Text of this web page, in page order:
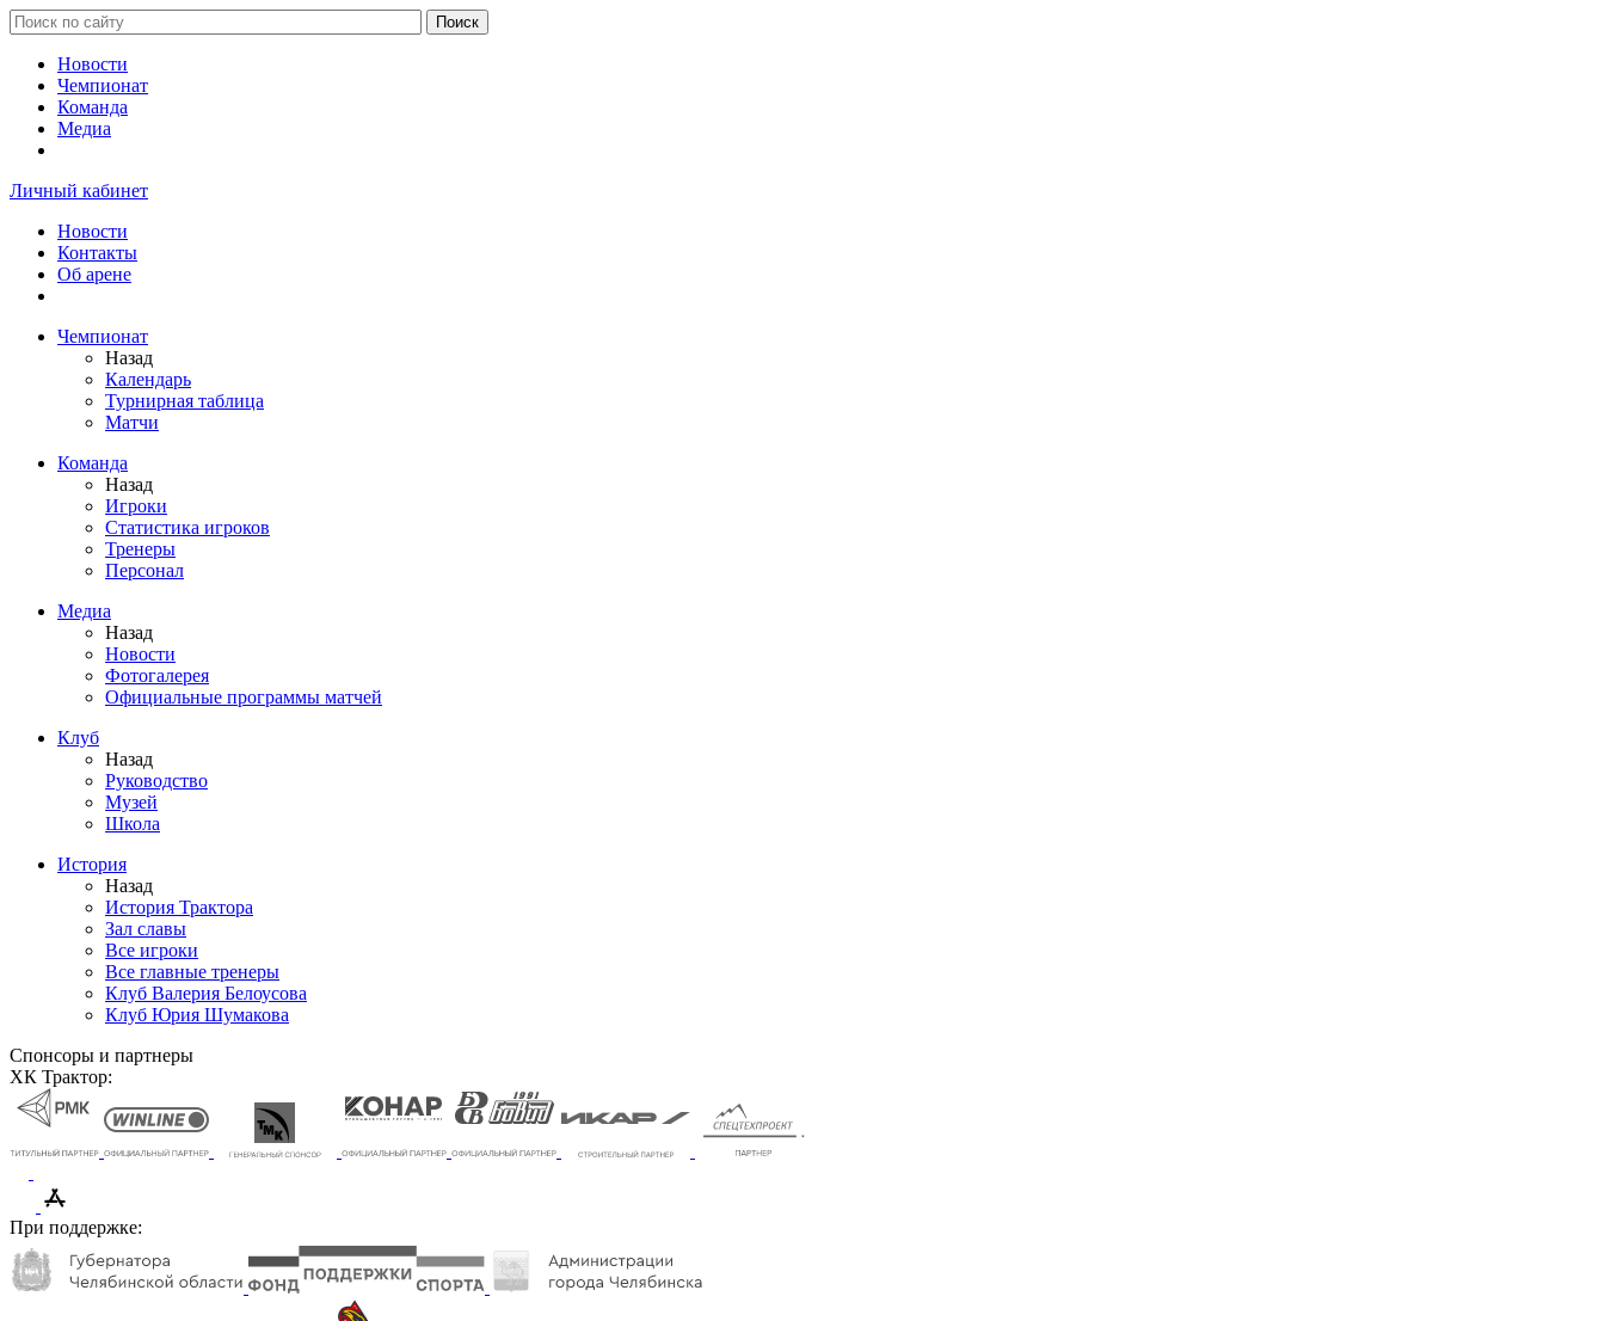
Новости
Чемпионат
Команда
Медиа
Личный кабинет
Новости
Контакты
Об арене
Чемпионат
Назад
Календарь
Турнирная таблица
Матчи
Команда
Назад
Игроки
Статистика игроков
Тренеры
Персонал
Медиа
Назад
Новости
Фотогалерея
Официальные программы матчей
Клуб
Назад
Руководство
Музей
Школа
История
Назад
История Трактора
Зал славы
Все игроки
Все главные тренеры
Клуб Валерия Белоусова
Клуб Юрия Шумакова
Спонсоры и партнеры
ХК Трактор:
При поддержке: